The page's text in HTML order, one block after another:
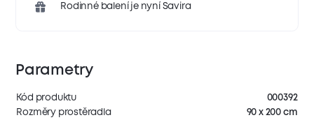
Rodinné balení je nyní Savira
Parametry
Kód produktu
000392
Rozměry prostěradla
90 x 200 cm